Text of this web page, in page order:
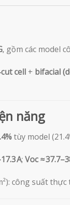
, gồm các model
cell+ bifacial
năng
tùy model
A; Voc ≈
công suất